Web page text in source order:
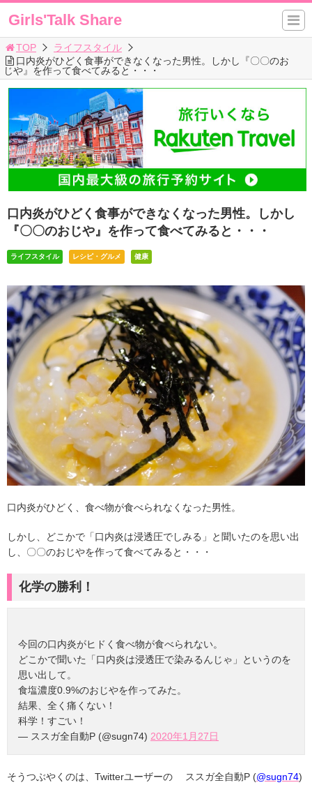
Girls'Talk Share
TOP
ライフスタイル
口内炎がひどく食事ができなくなった男性。しかし『〇〇のお
じや』を作って食べてみると・・・
口内炎がひどく食事ができなくなった男性。しかし
『〇〇のおじや』を作って食べてみると・・・
ライフスタイル レシピ・グルメ 健康
口内炎がひどく、食べ物が食べられなくなった男性。
しかし、どこかで「口内炎は浸透圧でしみる」と聞いたのを思い出
し、〇〇のおじやを作って食べてみると・・・
化学の勝利！
今回の口内炎がヒドく食べ物が食べられない。
どこかで聞いた「口内炎は浸透圧で染みるんじゃ」というのを
思い出して。
食塩濃度0.9%のおじやを作ってみた。
結果、全く痛くない！
科学！すごい！
— ススガ全自動P (@sugn74) 2020年1月27日
そうつぶやくのは、Twitterユーザーの ススガ全自動P (@sugn74)